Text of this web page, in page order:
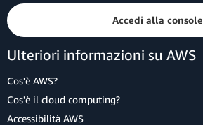
Accedi alla console
Ulteriori informazioni su AWS
Cos'è AWS?
Cos'è il cloud computing?
Accessibilità AWS